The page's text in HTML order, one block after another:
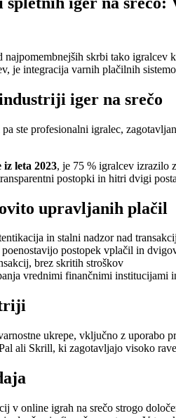
najpomembnejših skrbi tako
je integracija varnih plačilnih
iger na srečo
ste profesionalni igralec,
leta 2023, je 75 % igralcev izrazilo
postopki in hitri dvigi
upravljanih plačil
in stalni nadzor nad
postopek vplačil in
brez skritih stroškov
vrednimi finančnimi institucijami
ukrepe, vključno z
ali Skrill, ki zagotavljajo visoko
v online igrah na srečo strogo